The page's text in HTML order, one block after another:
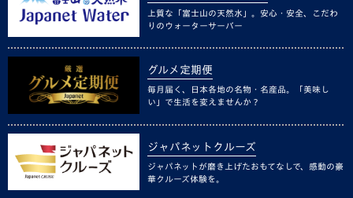
上質な「富士山の天然水」。安心・安全、こだわ
りのウォーターサーバー
グルメ定期便
毎月届く、日本各地の名物・名産品。「美味し
い」で生活を変えませんか？
ジャパネットクルーズ
ジャパネットが磨き上げたおもてなしで、感動の豪
華クルーズ体験を。